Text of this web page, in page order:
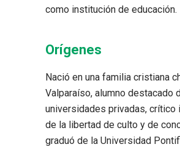
como institución de educación.
Orígenes
Nació en una familia cristiana
Valparaíso, alumno destacado
universidades privadas, crítico
de la libertad de culto y de
graduó de la Universidad